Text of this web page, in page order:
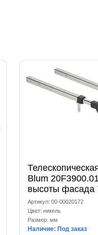
Blum
высоты фасада
мм, комплект
Артикул: 00-00020172
Цвет: никель
Размер: мм
Наличие: Под заказ